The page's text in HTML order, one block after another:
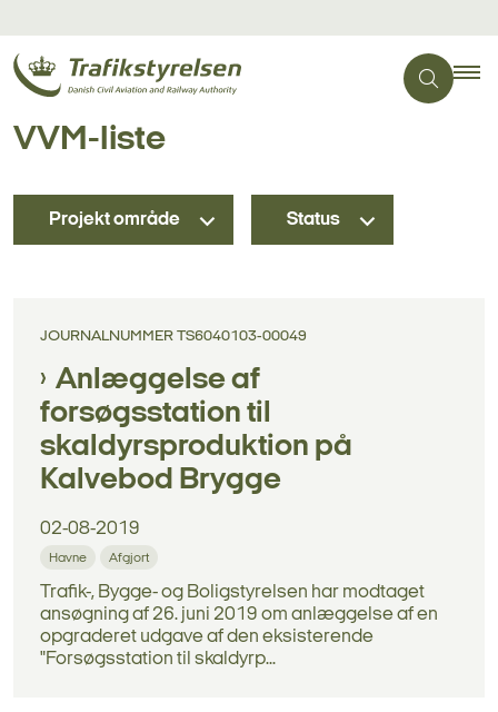
VVM-liste
Projekt område Status
JOURNALNUMMER TS6040103-00049
Anlæggelse af
forsøgsstation til
skaldyrsproduktion på
Kalvebod Brygge
02-08-2019
Havne Afgjort
Trafik-, Bygge- og Boligstyrelsen har modtaget
ansøgning af 26. juni 2019 om anlæggelse af en
opgraderet udgave af den eksisterende
"Forsøgsstation til skaldyrp...